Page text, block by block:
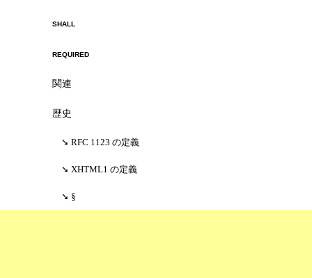
shall
required
関連
歴史
RFC 1123 の定義
XHTML1 の定義
§